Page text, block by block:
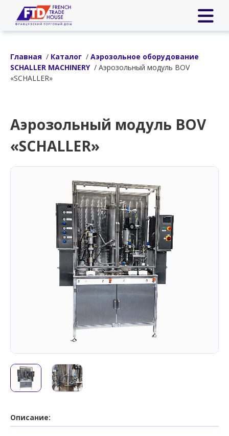
Главная / Каталог / Аэрозольное оборудование
SCHALLER MACHINERY/ Аэрозольный модуль BOV
«SCHALLER»
Аэрозольный модуль BOV
«SCHALLER»
Описание: